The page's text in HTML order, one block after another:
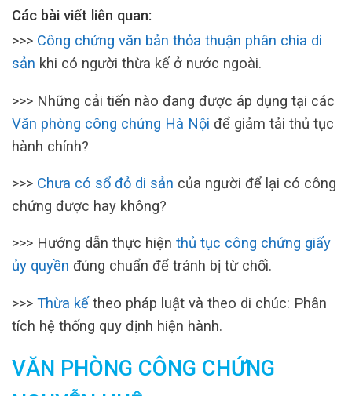
Các bài viết liên quan:
>>> Công chứng văn bản thỏa thuận phân chia di
sản khi có người thừa kế ở nước ngoài.
>>> Những cải tiến nào đang được áp dụng tại các
Văn phòng công chứng Hà Nội để giảm tải thủ tục
hành chính?
>>> Chưa có sổ đỏ di sản của người để lại có công
chứng được hay không?
>>> Hướng dẫn thực hiện thủ tục công chứng giấy
ủy quyền đúng chuẩn để tránh bị từ chối.
>>> Thừa kếtheo pháp luật và theo di chúc: Phân
tích hệ thống quy định hiện hành.
VĂN PHÒNG CÔNG CHỨNG